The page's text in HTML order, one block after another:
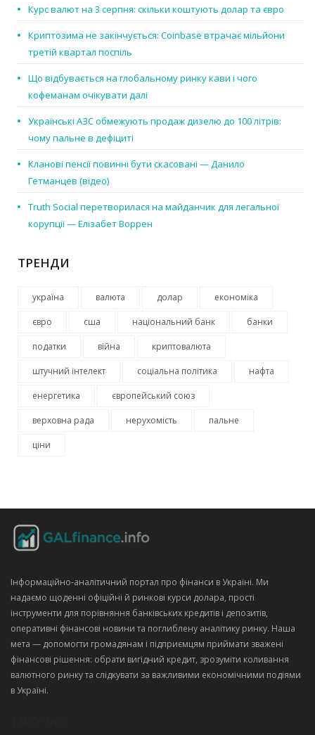
Курс валют на 3 серпня: скільки коштують долар та євро
Криптозима не закінчується: Coinbase втрачає мільйони
третій квартал поспіль
Що відбувається на глобальному ринку кави і чого
кофеманам очікувати далі
Українські АЗС обмежують продаж дизелю до 100 літрів:
чому пальне в дефіциті
Кланові пенсії повинні бути скасовані — Данило
Гетманцев (відео)
Truth Social перетворилася на майданчик для легальної
корупції — Елізабет Воррен
ТРЕНДИ
україна валюта долар економіка
євро сша національний банк банки
податки війна криптовалюта
штучний інтелект соціальна політика нафта
енергетика європейський союз
верховна рада нерухомість пальне
ціни
Інформаційно‑аналітичний портал про фінанси в Україні. Ми
надаємо щоденні офіційні й ринкові курси долара, прості
інструменти для порівняння банківських кредитів і депозитів,
оперативні фінансові новини та поглиблену аналітику ринку. Наша
мета — допомогти громадянам і підприємцям приймати зважені
фінансові рішення: обрати вигідний кредит, зрозуміти коливання
валютного ринку та слідкувати за важливими економічними подіями
в Україні.